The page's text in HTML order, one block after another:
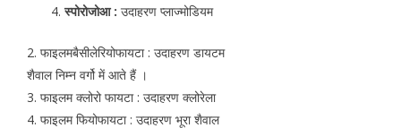
स्पोरोजोआ : उदाहरण प्लाज्मोडियम
2. फाइलमबैसीलेरियोफायटा : उदाहरण डायटम
शैवाल निम्न वर्गो में आते हैं ।
3. फाइलम क्लोरो फायटा : उदाहरण क्लोरेला
4. फाइलम फियोफायटा : उदाहरण भूरा शैवाल